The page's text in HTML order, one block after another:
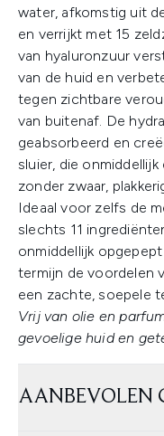
water, afkomstig uit
en verrijkt met 15
van hyaluronzuur
van de huid en
tegen zichtbare
van buitenaf. De
geabsorbeerd en
sluier, die
zonder zwaar,
Ideaal voor zelfs de
slechts 11
onmiddellijk
termijn de voordelen
een zachte, soepele
Vrij van olie en
gevoelige huid en
AANBEVOLEN